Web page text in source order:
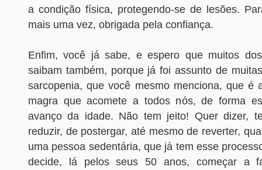
a condição física, protegendo-se de lesões.
mais uma vez, obrigada pela confiança.
Enfim, você já sabe, e espero que muitos
saibam também, porque já foi assunto de
sarcopenia, que você mesmo menciona, que é
magra que acomete a todos nós, de forma
avanço da idade. Não tem jeito! Quer dizer,
reduzir, de postergar, até mesmo de reverter,
uma pessoa sedentária, que já tem esse
decide, lá pelos seus 50 anos, começar a